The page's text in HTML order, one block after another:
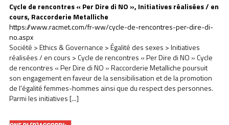
Cycle de rencontres « Per Dire di NO », Initiatives réalisées / en
cours, Raccorderie Metalliche
https://www.racmet.com/fr-ww/cycle-de-rencontres-per-dire-di-
no.aspx
Société > Ethics & Governance > Égalité des sexes > Initiatives
réalisées / en cours > Cycle de rencontres « Per Dire di NO » Cycle
de rencontres « Per Dire di NO » Raccorderie Metalliche poursuit
son engagement en faveur de la sensibilisation et de la promotion
de l'égalité femmes-hommes ainsi que du respect des personnes.
Parmi les initiatives [...]